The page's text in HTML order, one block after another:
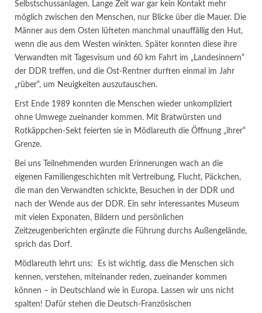
Selbstschussanlagen. Lange Zeit war gar kein Kontakt mehr
möglich zwischen den Menschen, nur Blicke über die Mauer. Die
Männer aus dem Osten lüfteten manchmal unauffällig den Hut,
wenn die aus dem Westen winkten. Später konnten diese ihre
Verwandten mit Tagesvisum und 60 km Fahrt im „Landesinnern“
der DDR treffen, und die Ost-Rentner durften einmal im Jahr
„rüber“, um Neuigkeiten auszutauschen.
Erst Ende 1989 konnten die Menschen wieder unkompliziert
ohne Umwege zueinander kommen. Mit Bratwürsten und
Rotkäppchen-Sekt feierten sie in Mödlareuth die Öffnung „ihrer“
Grenze.
Bei uns Teilnehmenden wurden Erinnerungen wach an die
eigenen Familiengeschichten mit Vertreibung, Flucht, Päckchen,
die man den Verwandten schickte, Besuchen in der DDR und
nach der Wende aus der DDR. Ein sehr interessantes Museum
mit vielen Exponaten, Bildern und persönlichen
Zeitzeugenberichten ergänzte die Führung durchs Außengelände,
sprich das Dorf.
Mödlareuth lehrt uns: Es ist wichtig, dass die Menschen sich
kennen, verstehen, miteinander reden, zueinander kommen
können – in Deutschland wie in Europa. Lassen wir uns nicht
spalten! Dafür stehen die Deutsch-Französischen